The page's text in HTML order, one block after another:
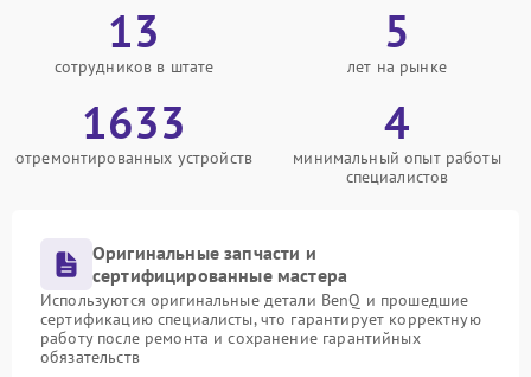
13
сотрудников в штате
5
лет на рынке
1633
отремонтированных устройств
4
минимальный опыт работы
специалистов
Оригинальные запчасти и
сертифицированные мастера
Используются оригинальные детали BenQ и прошедшие
сертификацию специалисты, что гарантирует корректную
работу после ремонта и сохранение гарантийных
обязательств